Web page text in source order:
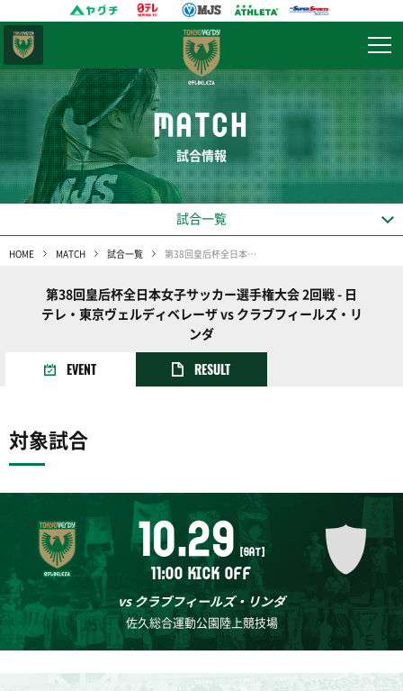
MATCH
試合情報
試合一覧
HOME MATCH 試合一覧 第38回皇后杯全日本女子サッカー選手権大会 2回戦
第38回皇后杯全日本女子サッカー選手権大会 2回戦 - 日
テレ・東京ヴェルディベレーザ vs クラブフィールズ・リ
ンダ
EVENT RESULT
対象試合
10.29 [SAT]
11:00 KICK OFF
vs クラブフィールズ・リンダ
佐久総合運動公園陸上競技場